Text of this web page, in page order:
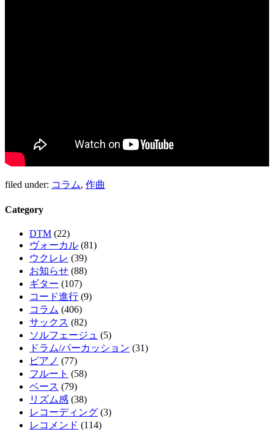
filed under: コラム, 作曲
Category
DTM (22)
ヴォーカル (81)
ウクレレ (39)
お知らせ (88)
ギター (107)
コード進行 (9)
コラム (406)
サックス (82)
ソルフェージュ (5)
ドラム/パーカッション (31)
ピアノ (77)
フルート (58)
ベース (79)
リズム感 (38)
レコーディング (3)
レコメンド (114)